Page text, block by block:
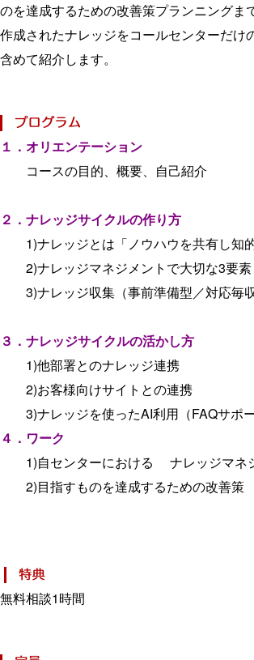
のを達成するための改善策プランニングま
作成されたナレッジをコールセンターだ
含めて紹介します。
１．オリエンテーション
コースの目的、概要、自己紹介
２．ナレッジサイクルの作り方
1)ナレッジとは「ノウハウを共有し知
2)ナレッジマネジメントで大切な3要素
3)ナレッジ収集（事前準備型／対応毎
３．ナレッジサイクルの活かし方
1)他部署とのナレッジ連携
2)お客様向けサイトとの連携
3)ナレッジを使ったAI利用（FAQサポ
４．ワーク
1)自センターにおける ナレッジマネ
2)目指すものを達成するための改善策
無料相談1時間